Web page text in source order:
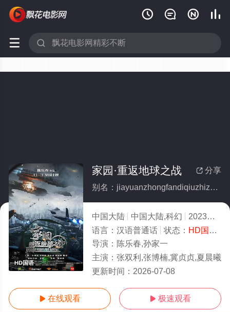
   
 
HD国语
 分享
家园·重返地球之战
别名：jiayuanzhongfandiqiuzhizhan
中国大陆 中国大陆,科幻 2023
6.0
语言： 汉语普通话 状态： HD国语/高清
导演： 陈乐春,孙家一
主演： 张双利,张博楠,冀贞贞,夏晨曦
更新时间： 2026-07-08
 在线观看  极速观看